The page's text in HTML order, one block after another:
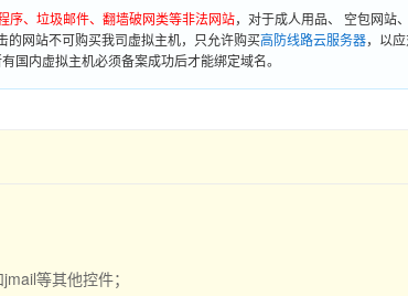
序、垃圾邮件、翻墙破网类等非法网站，对于成人用品、 空包网站
的网站不可购买我司虚拟主机，只允许购买高防线路云服务器，以
国内虚拟主机必须备案成功后才能绑定域名。
等其他控件；